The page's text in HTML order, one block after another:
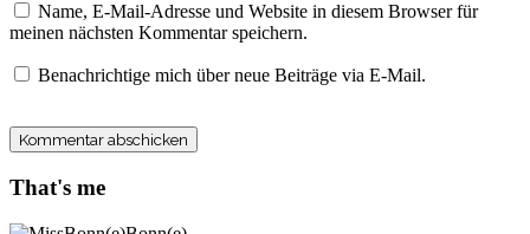
Name, E-Mail-Adresse und Website in diesem Browser für
meinen nächsten Kommentar speichern.
Benachrichtige mich über neue Beiträge via E-Mail.
That's me